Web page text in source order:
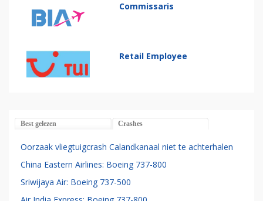
Commissaris
Retail Employee
Best gelezen Crashes
Oorzaak vliegtuigcrash Calandkanaal niet te achterhalen
China Eastern Airlines: Boeing 737-800
Sriwijaya Air: Boeing 737-500